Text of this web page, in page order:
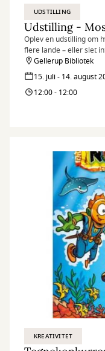
UDSTILLING
Udstilling -
Oplev en udstilling om
flere lande – eller slet
egne som
alligevel stå ud fra
Gellerup Bibliotek
15. juli - 14. august
12:00 - 12:00
KREATIVITET